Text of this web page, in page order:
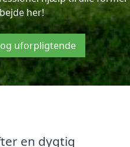
her!
uforpligtende
en dygtig